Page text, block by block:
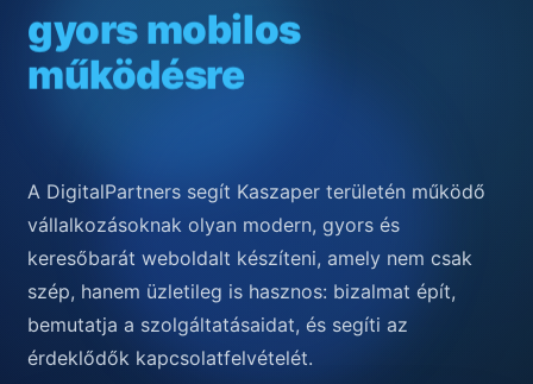
gyors mobilos
működésre
A DigitalPartners segít Kaszaper területén működő
vállalkozásoknak olyan modern, gyors és
keresőbarát weboldalt készíteni, amely nem csak
szép, hanem üzletileg is hasznos: bizalmat épít,
bemutatja a szolgáltatásaidat, és segíti az
érdeklődők kapcsolatfelvételét.